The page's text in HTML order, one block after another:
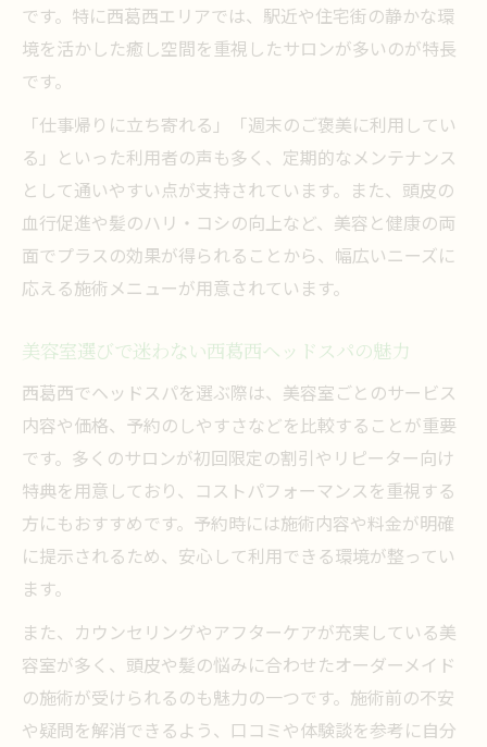
美容室選びで失敗しないための見極めポイント
美容室ヘッドスパ選びで重視したいポイン
口コミを活用した美容室の信頼度チェック
法
美容室のヘッドスパで確認したい料金と施
術内容
安心できる美容室ヘッドスパの見極め方
西葛西エリアで満足度の高い美容室ヘッド
ヘッドスパのリスクと美容室での安全対策
美容室ヘッドスパを利用する前に知るべき
注意点
パの工夫
ヘッドスパはやめた方がいいケースとその
理由
相場から見る美容室ヘッドスパの満足度アップ
です。特に西葛西エリアでは、駅近や住宅街の静かな環
境を活かした癒し空間を重視したサロンが多いのが特長
です。
「仕事帰りに立ち寄れる」「週末のご褒美に利用してい
る」といった利用者の声も多く、定期的なメンテナンス
として通いやすい点が支持されています。また、頭皮の
血行促進や髪のハリ・コシの向上など、美容と健康の両
面でプラスの効果が得られることから、幅広いニーズに
応える施術メニューが用意されています。
美容室選びで迷わない西葛西ヘッドスパの魅力
西葛西でヘッドスパを選ぶ際は、美容室ごとのサービス
内容や価格、予約のしやすさなどを比較することが重要
です。多くのサロンが初回限定の割引やリピーター向け
特典を用意しており、コストパフォーマンスを重視する
方にもおすすめです。予約時には施術内容や料金が明確
に提示されるため、安心して利用できる環境が整ってい
ます。
また、カウンセリングやアフターケアが充実している美
容室が多く、頭皮や髪の悩みに合わせたオーダーメイド
の施術が受けられるのも魅力の一つです。施術前の不安
や疑問を解消できるよう、口コミや体験談を参考に自分